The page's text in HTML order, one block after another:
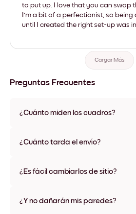
to put up. I love that you can swap
I'm a bit of a perfectionist, so being
until I created the right set-up was
Cargar Más
Preguntas Frecuentes
¿Cuánto miden los cuadros?
varios materiales y colores de marco,
¿Cuánto tarda el envío?
disponibles en algunos países. Te
¿Es fácil cambiarlos de sitio?
ningún daño
¿Y no dañarán mis paredes?